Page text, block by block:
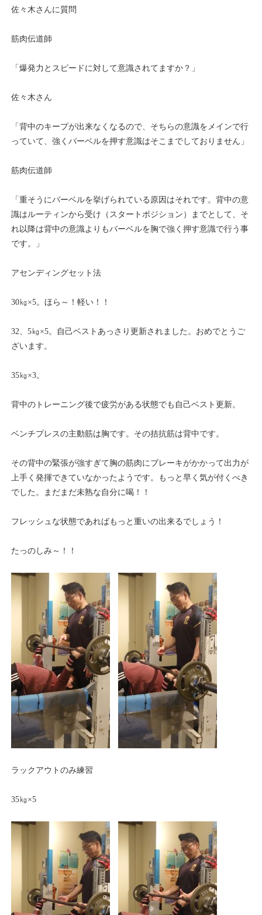
佐々木さんに質問
筋肉伝道師
「爆発力とスピードに対して意識されてますか？」
佐々木さん
「背中のキープが出来なくなるので、そちらの意識をメインで行
っていて、強くバーベルを押す意識はそこまでしておりません」
筋肉伝道師
「重そうにバーベルを挙げられている原因はそれです。背中の意
識はルーティンから受け（スタートポジション）までとして、そ
れ以降は背中の意識よりもバーベルを胸で強く押す意識で行う事
です。」
アセンディングセット法
30㎏×5。ほら～！軽い！！
32、5㎏×5。自己ベストあっさり更新されました。おめでとうご
ざいます。
35㎏×3。
背中のトレーニング後で疲労がある状態でも自己ベスト更新。
ベンチプレスの主動筋は胸です。その拮抗筋は背中です。
その背中の緊張が強すぎて胸の筋肉にブレーキがかかって出力が
上手く発揮できていなかったようです。もっと早く気が付くべき
でした。まだまだ未熟な自分に喝！！
フレッシュな状態であればもっと重いの出来るでしょう！
たっのしみ～！！
ラックアウトのみ練習
35㎏×5